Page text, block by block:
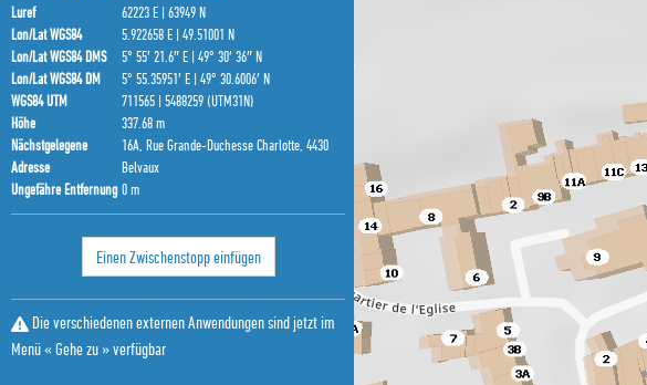
Luref
62223 E | 63949 N
Lon/Lat WGS84
5.922658 E | 49.51001 N
Lon/Lat WGS84 DMS
5° 55′ 21.6″ E | 49° 30′ 36″ N
Lon/Lat WGS84 DM
5° 55.35951′ E | 49° 30.6006′ N
WGS84 UTM
711565 | 5488259 (UTM31N)
Höhe
337.68 m
Nächstgelegene
Adresse
16A, Rue Grande-Duchesse Charlotte, 4430
Belvaux
Ungefähre Entfernung 0 m
Einen Zwischenstopp einfügen
Die verschiedenen externen Anwendungen sind jetzt im
Menü « Gehe zu » verfügbar